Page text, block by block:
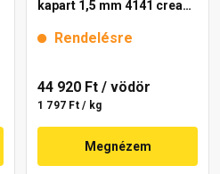
kapart 1,5 mm 4141 cream
Rendelésre
44 920 Ft / vödör
1 797 Ft / kg
Megnézem